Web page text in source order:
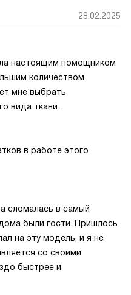
28.02.2025
настоящим помощником
количеством
мне выбрать
вида ткани.
в работе этого
сломалась в самый
были гости. Пришлось
на эту модель, и я не
со своими
быстрее и